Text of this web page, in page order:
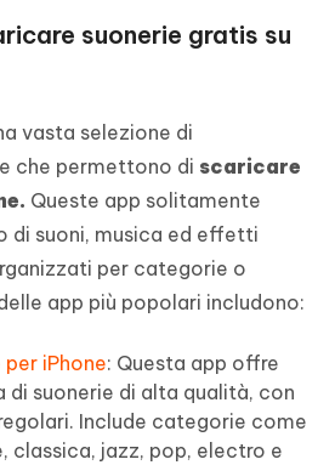
suonerie gratis su
vasta selezione di
che permettono di scaricare
Queste app solitamente
di suoni, musica ed effetti
per categorie o
app più popolari includono:
iPhone: Questa app offre
di suonerie di alta qualità, con
Include categorie come
classica, jazz, pop, electro e